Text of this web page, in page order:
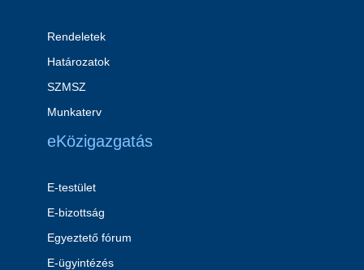
Rendeletek
Határozatok
SZMSZ
Munkaterv
eKözigazgatás
E-testület
E-bizottság
Egyeztető fórum
E-ügyintézés